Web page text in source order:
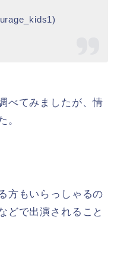
べてみましたが、情
。
方もいらっしゃるの
どで出演されること